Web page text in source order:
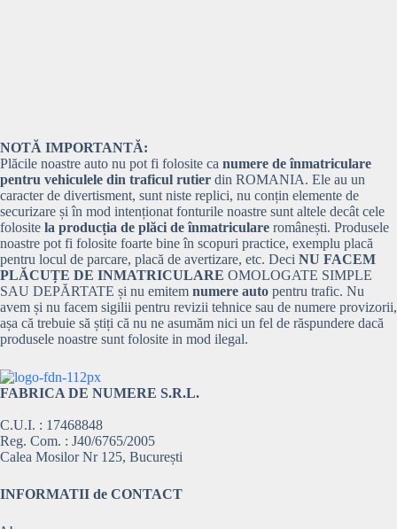
NOTĂ IMPORTANTĂ:
Plăcile noastre auto nu pot fi folosite ca numere de înmatriculare
pentru vehiculele din traficul rutier din ROMANIA. Ele au un
caracter de divertisment, sunt niste replici, nu conțin elemente de
securizare și în mod intenționat fonturile noastre sunt altele decât cele
folosite la producția de plăci de înmatriculare românești. Produsele
noastre pot fi folosite foarte bine în scopuri practice, exemplu placă
pentru locul de parcare, placă de avertizare, etc. Deci NU FACEM
PLĂCUȚE DE INMATRICULARE OMOLOGATE SIMPLE
SAU DEPĂRTATE și nu emitem numere auto pentru trafic. Nu
avem și nu facem sigilii pentru revizii tehnice sau de numere provizorii,
așa că trebuie să știți că nu ne asumăm nici un fel de răspundere dacă
produsele noastre sunt folosite in mod ilegal.
FABRICA DE NUMERE S.R.L.
C.U.I. : 17468848
Reg. Com. : J40/6765/2005
Calea Mosilor Nr 125, București
INFORMATII de CONTACT